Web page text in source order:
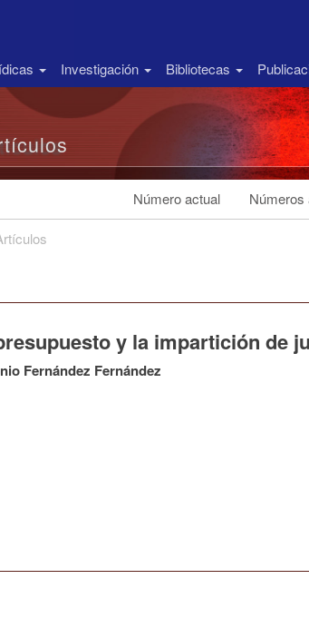
Investigación Bibliotecas
Número actual Números
y la impartición de
Fernández Fernández